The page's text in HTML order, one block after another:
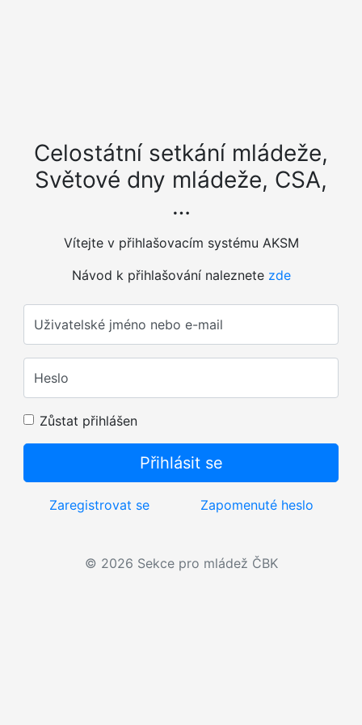
Celostátní setkání mládeže,
Světové dny mládeže, CSA,
…
Vítejte v přihlašovacím systému AKSM
Návod k přihlašování naleznete zde
Uživatelské jméno nebo e-mail
Heslo
Zůstat přihlášen
Zaregistrovat se Zapomenuté heslo
© 2026 Sekce pro mládež ČBK